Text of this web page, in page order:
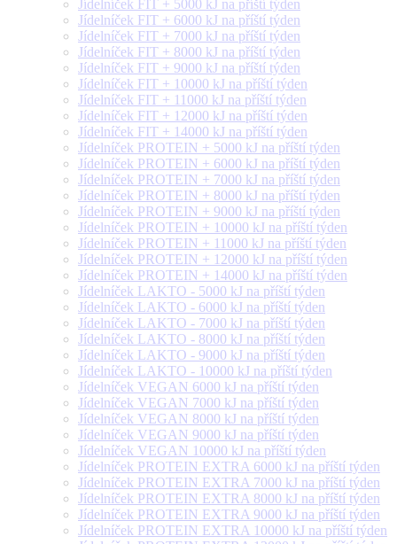
Jídelníček FIT + 5000 kJ na příští týden
Jídelníček FIT + 6000 kJ na příští týden
Jídelníček FIT + 7000 kJ na příští týden
Jídelníček FIT + 8000 kJ na příští týden
Jídelníček FIT + 9000 kJ na příští týden
Jídelníček FIT + 10000 kJ na příští týden
Jídelníček FIT + 11000 kJ na příští týden
Jídelníček FIT + 12000 kJ na příští týden
Jídelníček FIT + 14000 kJ na příští týden
Jídelníček PROTEIN + 5000 kJ na příští týden
Jídelníček PROTEIN + 6000 kJ na příští týden
Jídelníček PROTEIN + 7000 kJ na příští týden
Jídelníček PROTEIN + 8000 kJ na příští týden
Jídelníček PROTEIN + 9000 kJ na příští týden
Jídelníček PROTEIN + 10000 kJ na příští týden
Jídelníček PROTEIN + 11000 kJ na příští týden
Jídelníček PROTEIN + 12000 kJ na příští týden
Jídelníček PROTEIN + 14000 kJ na příští týden
Jídelníček LAKTO - 5000 kJ na příští týden
Jídelníček LAKTO - 6000 kJ na příští týden
Jídelníček LAKTO - 7000 kJ na příští týden
Jídelníček LAKTO - 8000 kJ na příští týden
Jídelníček LAKTO - 9000 kJ na příští týden
Jídelníček LAKTO - 10000 kJ na příští týden
Jídelníček VEGAN 6000 kJ na příští týden
Jídelníček VEGAN 7000 kJ na příští týden
Jídelníček VEGAN 8000 kJ na příští týden
Jídelníček VEGAN 9000 kJ na příští týden
Jídelníček VEGAN 10000 kJ na příští týden
Jídelníček PROTEIN EXTRA 6000 kJ na příští týden
Jídelníček PROTEIN EXTRA 7000 kJ na příští týden
Jídelníček PROTEIN EXTRA 8000 kJ na příští týden
Jídelníček PROTEIN EXTRA 9000 kJ na příští týden
Jídelníček PROTEIN EXTRA 10000 kJ na příští týden